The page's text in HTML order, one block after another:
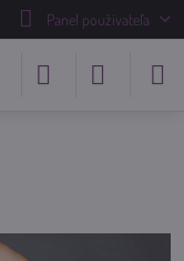
Panel používateľa